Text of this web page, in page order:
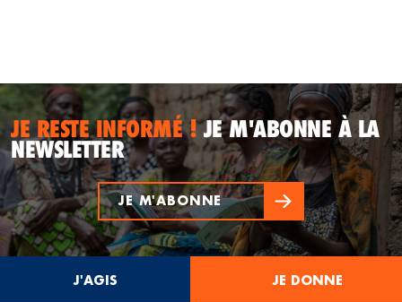
JE RESTE INFORMÉ !JE M'ABONNE À LA
NEWSLETTER
JE M'ABONNE
J'AGIS JE DONNE